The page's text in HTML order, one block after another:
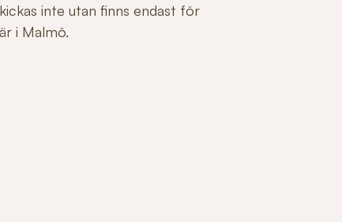
inte utan finns endast för
i Malmö.